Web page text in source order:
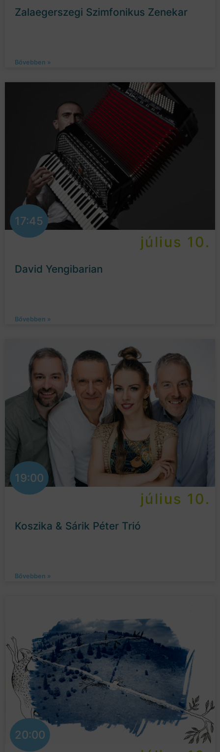
Zalaegerszegi Szimfonikus Zenekar
Bővebben »
17:45
július 10.
David Yengibarian
Bővebben »
19:00
július 10.
Koszika & Sárik Péter Trió
Bővebben »
20:00